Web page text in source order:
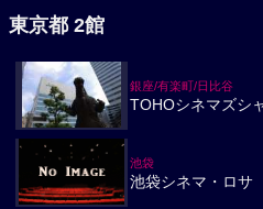
東京都 2館
銀座/有楽町/日比谷
TOHOシネマズシ
池袋
池袋シネマ・ロサ